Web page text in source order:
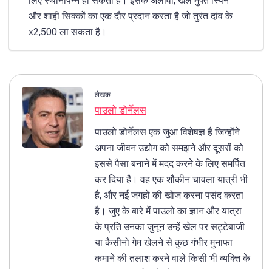
और शाही सिक्कों का एक दौर प्रदान करता है जो तुरंत दांव के
x2,500 ला सकता है।
लेखक
पाउलो डोर्नेलस
पाउलो डोर्नेलस एक जुआ विशेषज्ञ हैं जिन्होंने
अपना जीवन उद्योग को समझने और दूसरों को
इससे पैसा बनाने में मदद करने के लिए समर्पित
कर दिया है। वह एक शौकीन चावला यात्री भी
है, और नई जगहों की खोज करना पसंद करता
है। जुए के बारे में पाउलो का ज्ञान और यात्रा
के प्रति उनका जुनून उन्हें खेल पर सट्टेबाजी
या कैसीनो गेम खेलने से कुछ गंभीर मुनाफा
कमाने की तलाश करने वाले किसी भी व्यक्ति के